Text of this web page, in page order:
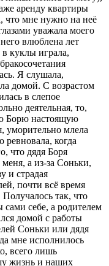
аренду квартиры
что мне нужно на неё
уважала моего
влюблена лет
куклы играла,
Я слушала,
домой. С возрастом
в слепое
деятельная, то,
Борю настоящую
уморительно млела
ревновала, когда
что дядя Боря
а из-за Соньки,
и страдая
почти всё время
так, что
себе, а родителем
домой с работы
Соньки или дядя
мне исполнилось
всего лишь
жизнь и наших